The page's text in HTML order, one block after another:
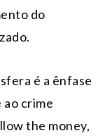
do
é a ênfase
crime
the money,